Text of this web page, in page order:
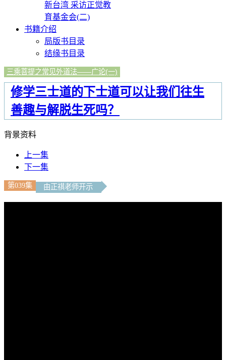
新台湾 采访正觉教
育基金会(二)
书籍介绍
局版书目录
结缘书目录
三乘菩提之常见外道法——广论(一)
修学三士道的下士道可以让我们往生
善趣与解脱生死吗？
背景资料
上一集
下一集
第039集 由正祺老师开示